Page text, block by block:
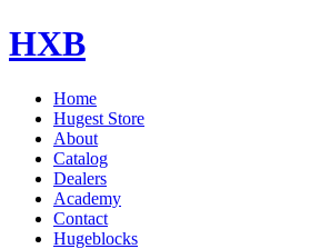
HXB
Home
Hugest Store
About
Catalog
Dealers
Academy
Contact
Hugeblocks